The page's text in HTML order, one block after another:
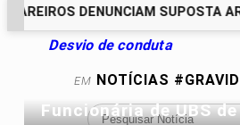
DENUNCIAM SUPOSTA
EM ALTA
EM NOTÍCIAS
Desvio de conduta
Funcionária de UBS